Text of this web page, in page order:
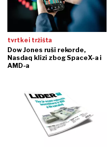
tvrtke i tržišta
Dow Jones ruši rekorde,
Nasdaq klizi zbog SpaceX-a i
AMD-a